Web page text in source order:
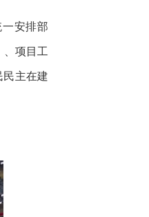
安排部
、项目工
民主在建